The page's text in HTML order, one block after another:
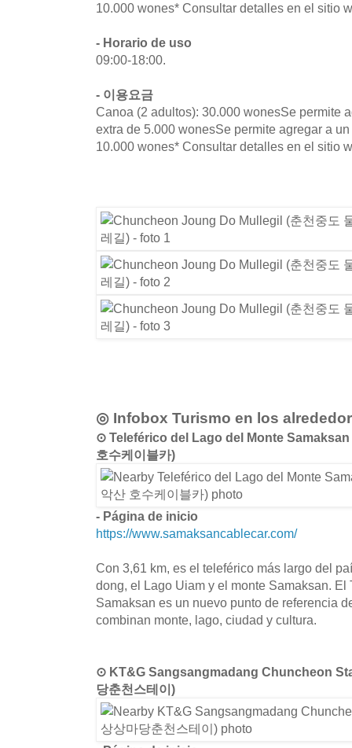
10.000 wones* Consultar detalles en el sitio
- Horario de uso
09:00-18:00.
- 이용요금
Canoa (2 adultos): 30.000 wonesSe permite
extra de 5.000 wonesSe permite agregar a
10.000 wones* Consultar detalles en el sitio
◎ Infobox Turismo en los
⊙ Teleférico del Lago del Monte
호수케이블카)
- Página de inicio
https://www.samaksancablecar.com/
Con 3,61 km, es el teleférico más largo del
dong, el Lago Uiam y el monte Samaksan.
Samaksan es un nuevo punto de referencia
combinan monte, lago, ciudad y cultura.
⊙ KT&G Sangsangmadang Chuncheon
당춘천스테이)